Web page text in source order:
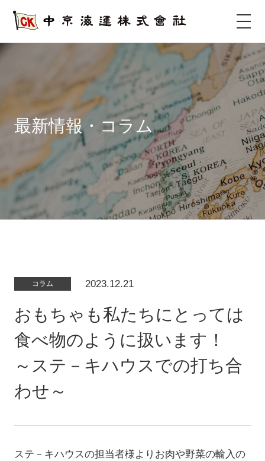
最新情報・コラム
コラム 2023.12.21
おもちゃも私たちにとっては
食べ物のように扱います！
～ステ－キハウスでの打ち合
わせ～
ステ－キハウスの担当者様よりお肉や野菜の輸入の
サ
イ
ト
タ
イ
ト
ル
サ
イ
ト
メ
ニ
ュ
ー